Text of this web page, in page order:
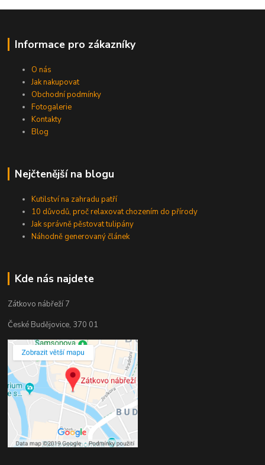
Informace pro zákazníky
O nás
Jak nakupovat
Obchodní podmínky
Fotogalerie
Kontakty
Blog
Nejčtenější na blogu
Kutilství na zahradu patří
10 důvodů, proč relaxovat chozením do přírody
Jak správně pěstovat tulipány
Náhodně generovaný článek
Kde nás najdete
Zátkovo nábřeží 7
České Budějovice, 370 01